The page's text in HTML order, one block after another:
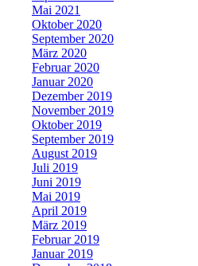
Mai 2021
Oktober 2020
September 2020
März 2020
Februar 2020
Januar 2020
Dezember 2019
November 2019
Oktober 2019
September 2019
August 2019
Juli 2019
Juni 2019
Mai 2019
April 2019
März 2019
Februar 2019
Januar 2019